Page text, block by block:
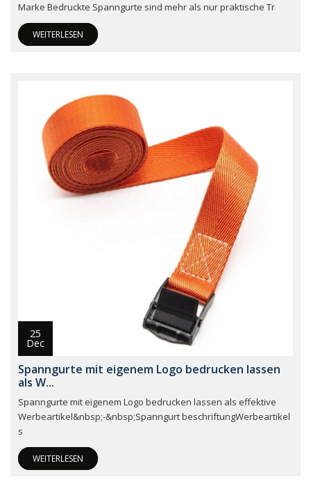
Marke Bedruckte Spanngurte sind mehr als nur praktische Tr
WEITERLESEN
25
Dec
Spanngurte mit eigenem Logo bedrucken lassen
als W...
Spanngurte mit eigenem Logo bedrucken lassen als effektive
Werbeartikel&nbsp;-&nbsp;Spanngurt beschriftungWerbeartikel
s
WEITERLESEN